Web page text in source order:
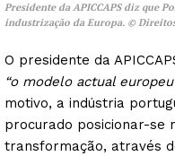
Presidente da APICCAPS diz que
industrização da Europa. ©
O presidente da
“o modelo actual
motivo, a indústria
procurado posicionar-se
transformação, através